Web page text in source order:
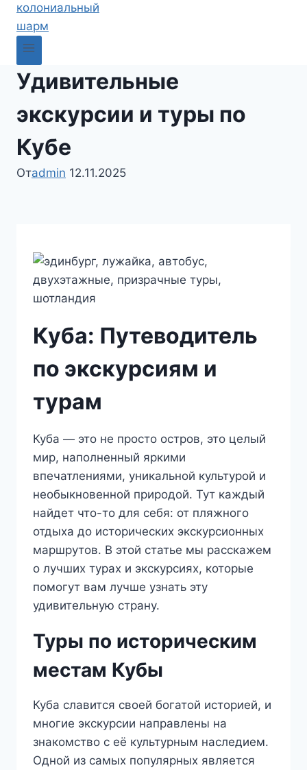
Удивительные
экскурсии и туры по
Кубе
Отadmin 12.11.2025
Куба: Путеводитель
по экскурсиям и
турам
Куба — это не просто остров, это целый
мир, наполненный яркими
впечатлениями, уникальной культурой и
необыкновенной природой. Тут каждый
найдет что-то для себя: от пляжного
отдыха до исторических экскурсионных
маршрутов. В этой статье мы расскажем
о лучших турах и экскурсиях, которые
помогут вам лучше узнать эту
удивительную страну.
Туры по историческим
местам Кубы
Куба славится своей богатой историей, и
многие экскурсии направлены на
знакомство с её культурным наследием.
Одной из самых популярных является